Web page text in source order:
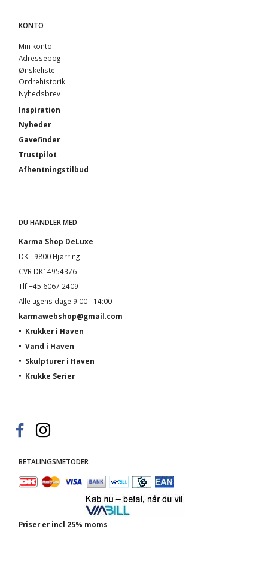
KONTO
Min konto
Adressebog
Ønskeliste
Ordrehistorik
Nyhedsbrev
Inspiration
Nyheder
Gavefinder
Trustpilot
Afhentningstilbud
DU HANDLER MED
Karma Shop DeLuxe
DK - 9800 Hjørring
CVR DK14954376
Tlf +45 6067 2409
Alle ugens dage 9:00 - 14:00
karmawebshop@gmail.com
• Krukker i Haven
• Vand i Haven
• Skulpturer i Haven
• Krukke Serier
BETALINGSMETODER
Priser er incl 25% moms